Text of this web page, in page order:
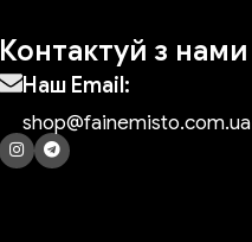
Контактуй з нами
Наш Email:
shop@fainemisto.com.ua